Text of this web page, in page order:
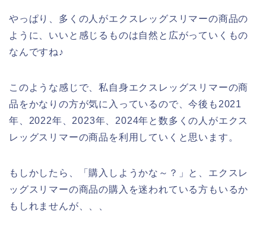
やっぱり、多くの人がエクスレッグスリマーの商品の
ように、いいと感じるものは自然と広がっていくもの
なんですね♪
このような感じで、私自身エクスレッグスリマーの商
品をかなりの方が気に入っているので、今後も2021
年、2022年、2023年、2024年と数多くの人がエクス
レッグスリマーの商品を利用していくと思います。
もしかしたら、「購入しようかな～？」と、エクスレ
ッグスリマーの商品の購入を迷われている方もいるか
もしれませんが、、、